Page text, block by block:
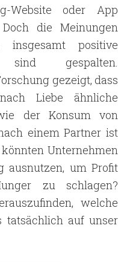
Website oder App
die Meinungen
insgesamt positive
sind gespalten.
gezeigt, dass
Liebe ähnliche
der Konsum von
einem Partner ist
Unternehmen
ausnutzen, um Profit
zu schlagen?
welche
tatsächlich auf unser